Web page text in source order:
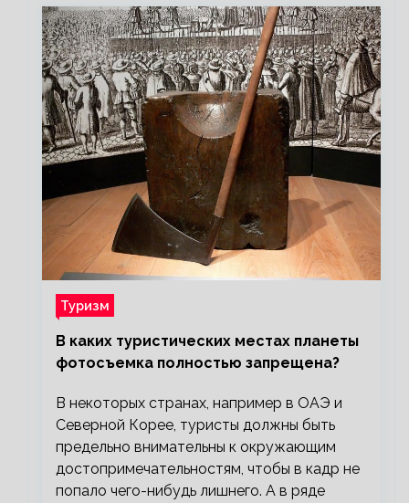
Туризм
В каких туристических местах планеты
фотосъемка полностью запрещена?
В некоторых странах, например в ОАЭ и
Северной Корее, туристы должны быть
предельно внимательны к окружающим
достопримечательностям, чтобы в кадр не
попало чего-нибудь лишнего. А в ряде